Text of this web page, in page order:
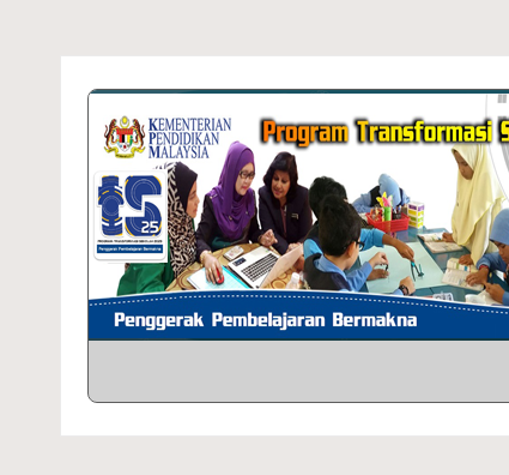
U
N
G
A
I
A
R
A